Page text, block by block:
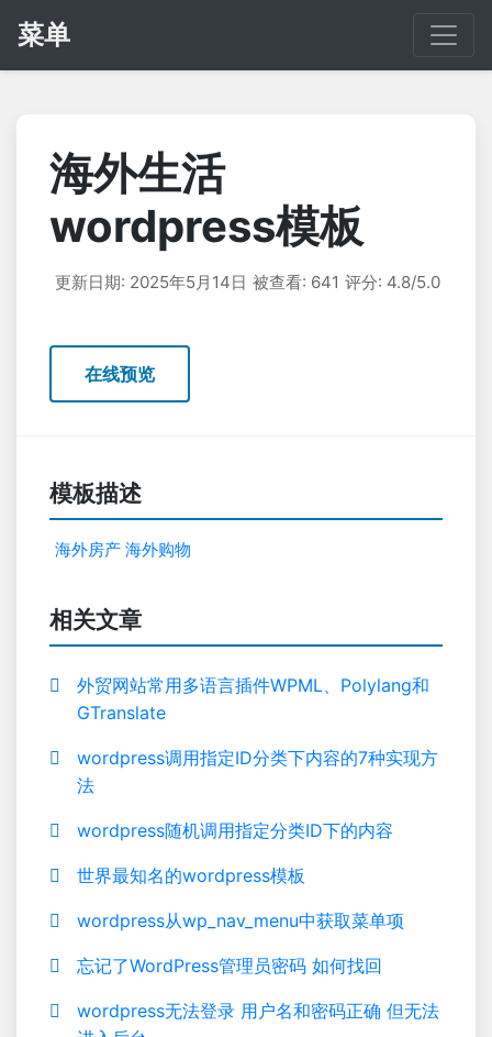
菜单
海外生活
wordpress模板
更新日期: 2025年5月14日 被查看: 641 评分: 4.8/5.0
在线预览
模板描述
海外房产 海外购物
相关文章
外贸网站常用多语言插件WPML、Polylang和
GTranslate
wordpress调用指定ID分类下内容的7种实现方
法
wordpress随机调用指定分类ID下的内容
世界最知名的wordpress模板
wordpress从wp_nav_menu中获取菜单项
忘记了WordPress管理员密码 如何找回
wordpress无法登录 用户名和密码正确 但无法